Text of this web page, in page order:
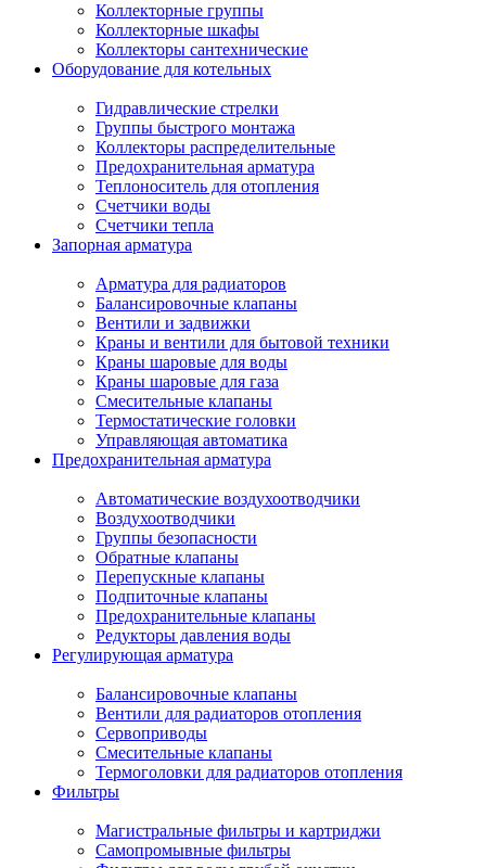
Коллекторные группы
Коллекторные шкафы
Коллекторы сантехнические
Оборудование для котельных
Гидравлические стрелки
Группы быстрого монтажа
Коллекторы распределительные
Предохранительная арматура
Теплоноситель для отопления
Счетчики воды
Счетчики тепла
Запорная арматура
Арматура для радиаторов
Балансировочные клапаны
Вентили и задвижки
Краны и вентили для бытовой техники
Краны шаровые для воды
Краны шаровые для газа
Смесительные клапаны
Термостатические головки
Управляющая автоматика
Предохранительная арматура
Автоматические воздухоотводчики
Воздухоотводчики
Группы безопасности
Обратные клапаны
Перепускные клапаны
Подпиточные клапаны
Предохранительные клапаны
Редукторы давления воды
Регулирующая арматура
Балансировочные клапаны
Вентили для радиаторов отопления
Сервоприводы
Смесительные клапаны
Термоголовки для радиаторов отопления
Фильтры
Магистральные фильтры и картриджи
Самопромывные фильтры